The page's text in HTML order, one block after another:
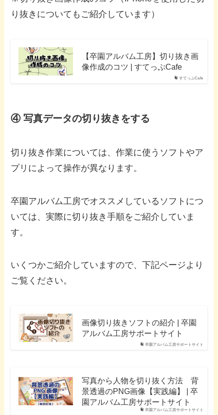
り抜きについてもご紹介しています）
すてっぷCafe
【卒園アルバム工房】切り抜き画
像作成のコツ | すてっぷCafe
④ 写真データの切り抜きをする
切り抜き作業については、作業に使うソフトやア
プリによって操作が異なります。
卒園アルバム工房でオススメしているソフトにつ
いては、実際に切り抜き手順をご紹介していま
す。
いくつかご紹介していますので、下記ページより
ご覧ください。
卒園アルバム工房サポートサイト
画像切り抜きソフトの紹介 | 卒園
アルバム工房サポートサイト
卒園アルバム工房サポートサイト
写真から人物を切り抜く方法 背
景透過のPNG画像【実践編】 | 卒
園アルバム工房サポートサイト